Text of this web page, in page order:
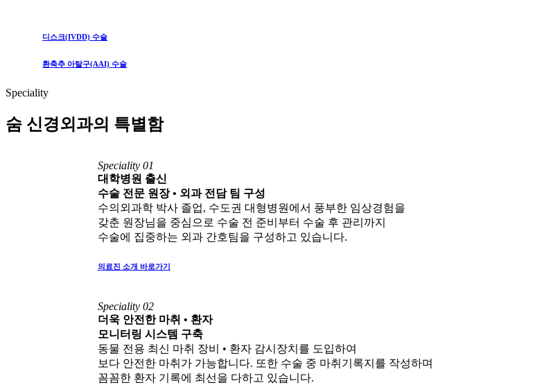
디스크(IVDD) 수술
환축추 아탈구(AAI) 수술
Speciality
숨 신경외과의 특별함
Speciality 01
대학병원 출신
수술 전문 원장 • 외과 전담 팀 구성
수의외과학 박사 졸업, 수도권 대형병원에서 풍부한 임상경험을
갖춘 원장님을 중심으로 수술 전 준비부터 수술 후 관리까지
수술에 집중하는 외과 간호팀을 구성하고 있습니다.
의료진 소개 바로가기
Speciality 02
더욱 안전한 마취 • 환자
모니터링 시스템 구축
동물 전용 최신 마취 장비 • 환자 감시장치를 도입하여
보다 안전한 마취가 가능합니다. 또한 수술 중 마취기록지를 작성하며
꼼꼼한 환자 기록에 최선을 다하고 있습니다.